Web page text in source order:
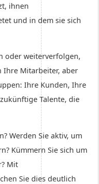
ihnen
und in dem sie sich
oder weiterverfolgen,
Ihre Mitarbeiter, aber
Ihre Kunden, Ihre
Talente, die
Werden Sie aktiv, um
Kümmern Sie sich um
Mit
Sie dies deutlich